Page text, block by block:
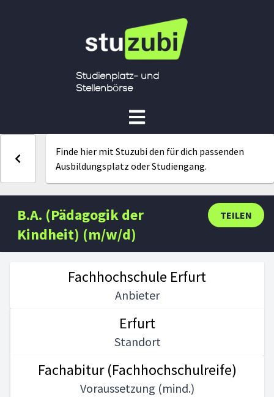
Studienplatz- und
Stellenbörse
Finde hier mit Stuzubi den für dich passenden
Ausbildungsplatz oder Studiengang.
TEILEN
B.A. (Pädagogik der
Kindheit) (m/w/d)
Fachhochschule Erfurt
Anbieter
Erfurt
Standort
Fachabitur (Fachhochschulreife)
Voraussetzung (mind.)